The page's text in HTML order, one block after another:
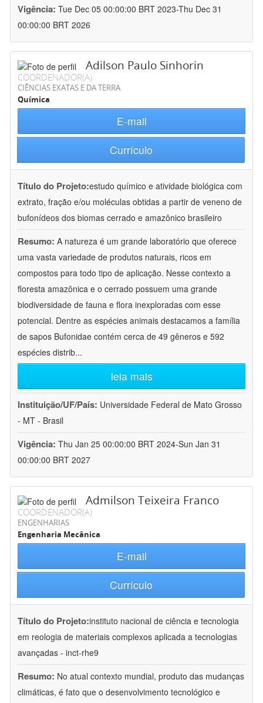
Vigência: Tue Dec 05 00:00:00 BRT 2023-Thu Dec 31
00:00:00 BRT 2026
Adilson Paulo Sinhorin
COORDENADOR(A)
CIÊNCIAS EXATAS E DA TERRA
Química
E-mail
Currículo
Título do Projeto:estudo químico e atividade biológica com
extrato, fração e/ou moléculas obtidas a partir de veneno de
bufonídeos dos biomas cerrado e amazônico brasileiro
Resumo: A natureza é um grande laboratório que oferece
uma vasta variedade de produtos naturais, ricos em
compostos para todo tipo de aplicação. Nesse contexto a
floresta amazônica e o cerrado possuem uma grande
biodiversidade de fauna e flora inexploradas com esse
potencial. Dentre as espécies animais destacamos a família
de sapos Bufonidae contém cerca de 49 gêneros e 592
espécies distrib...
leia mais
Instituição/UF/País: Universidade Federal de Mato Grosso
- MT - Brasil
Vigência: Thu Jan 25 00:00:00 BRT 2024-Sun Jan 31
00:00:00 BRT 2027
Admilson Teixeira Franco
COORDENADOR(A)
ENGENHARIAS
Engenharia Mecânica
E-mail
Currículo
Título do Projeto:instituto nacional de ciência e tecnologia
em reologia de materiais complexos aplicada a tecnologias
avançadas - inct-rhe9
Resumo: No atual contexto mundial, produto das mudanças
climáticas, é fato que o desenvolvimento tecnológico e